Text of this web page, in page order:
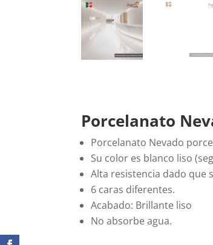
Porcelanato
Porcelanato Nevado
Su color es blanco liso
Alta resistencia dado que
6 caras diferentes.
Acabado: Brillante liso
No absorbe agua.